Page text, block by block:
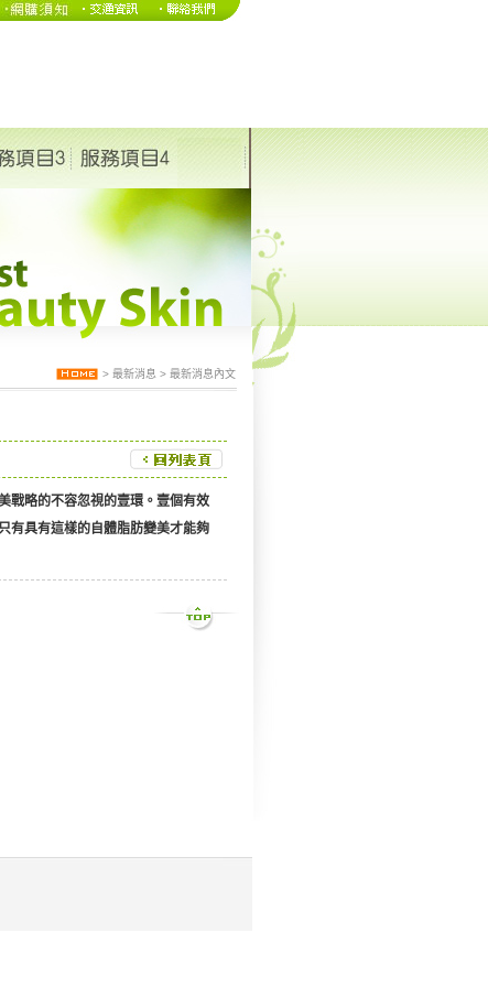
> 最新消息 > 最新消息內文
戰略的不容忽視的壹環。壹個有效
有具有這樣的自體脂肪變美才能夠